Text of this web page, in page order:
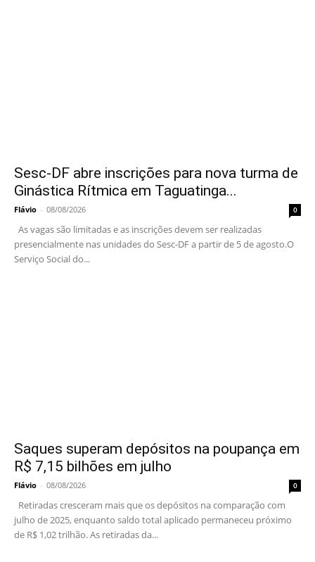
Sesc-DF abre inscrições para nova turma de
Ginástica Rítmica em Taguatinga...
Flávio - 08/08/2026 0
As vagas são limitadas e as inscrições devem ser realizadas
presencialmente nas unidades do Sesc-DF a partir de 5 de agosto.O
Serviço Social do...
Saques superam depósitos na poupança em
R$ 7,15 bilhões em julho
Flávio - 08/08/2026 0
Retiradas cresceram mais que os depósitos na comparação com
julho de 2025, enquanto saldo total aplicado permaneceu próximo
de R$ 1,02 trilhão. As retiradas da...